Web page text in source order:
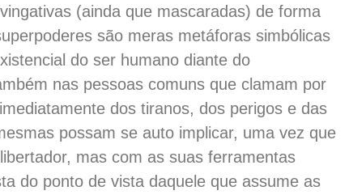
(ainda que mascaradas) de forma
são meras metáforas simbólicas
do ser humano diante do
nas pessoas comuns que clamam por
dos tiranos, dos perigos e das
possam se auto implicar, uma vez que
mas com as suas ferramentas
do ponto de vista daquele que assume as